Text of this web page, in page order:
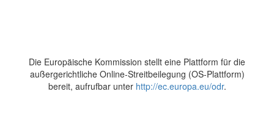
Die Europäische Kommission stellt eine Plattform für die
außergerichtliche Online-Streitbeilegung (OS-Plattform)
bereit, aufrufbar unter http://ec.europa.eu/odr.